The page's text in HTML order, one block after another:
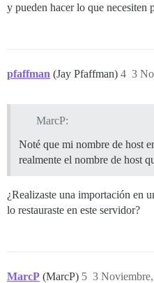
y pueden hacer lo que necesiten
pfaffman (Jay Pfaffman) 3
4
MarcP:
Noté que mi nombre de host
realmente el nombre de host
¿Realizaste una importación en
lo restauraste en este servidor?
MarcP (MarcP) 3
5